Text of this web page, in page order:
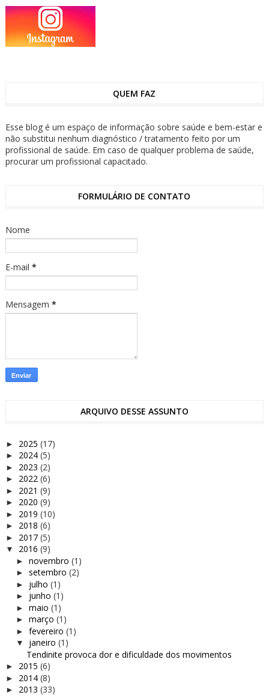
QUEM FAZ
Esse blog é um espaço de informação sobre saúde e bem-estar e
não substitui nenhum diagnóstico / tratamento feito por um
profissional de saúde. Em caso de qualquer problema de saúde,
procurar um profissional capacitado.
FORMULÁRIO DE CONTATO
Nome
E-mail *
Mensagem *
ARQUIVO DESSE ASSUNTO
► 2025 (17)
► 2024 (5)
► 2023 (2)
► 2022 (6)
► 2021 (9)
► 2020 (9)
► 2019 (10)
► 2018 (6)
► 2017 (5)
▼ 2016 (9)
► novembro (1)
► setembro (2)
► julho (1)
► junho (1)
► maio (1)
► março (1)
► fevereiro (1)
▼ janeiro (1)
Tendinite provoca dor e dificuldade dos movimentos
► 2015 (6)
► 2014 (8)
► 2013 (33)